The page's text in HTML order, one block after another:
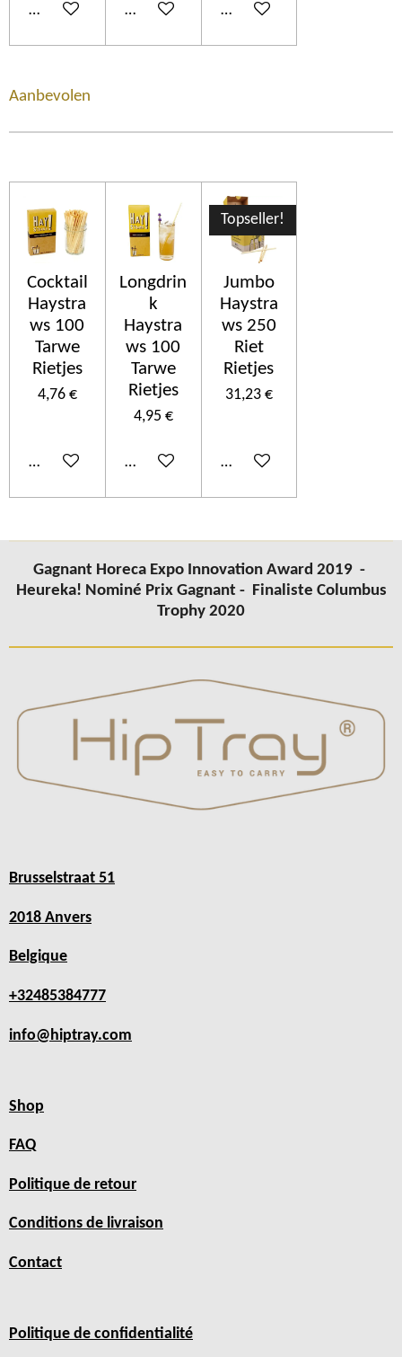
Ajouter au panierAjouter au panierAjouter au panier
Aanbevolen
Cocktail
Haystra
ws 100
Tarwe
Rietjes
4,76 €
Ajouter au panier
Longdrin
k
Haystra
ws 100
Tarwe
Rietjes
4,95 €
Ajouter au panier
Topseller!
Jumbo
Haystra
ws 250
Riet
Rietjes
31,23 €
Ajouter au panier
Gagnant Horeca Expo Innovation Award 2019 -
Heureka! Nominé Prix Gagnant - Finaliste Columbus
Trophy 2020
Brusselstraat 51
2018 Anvers
Belgique
+32485384777
info@hiptray.com
Shop
FAQ
Politique de retour
Conditions de livraison
Contact
Politique de confidentialité